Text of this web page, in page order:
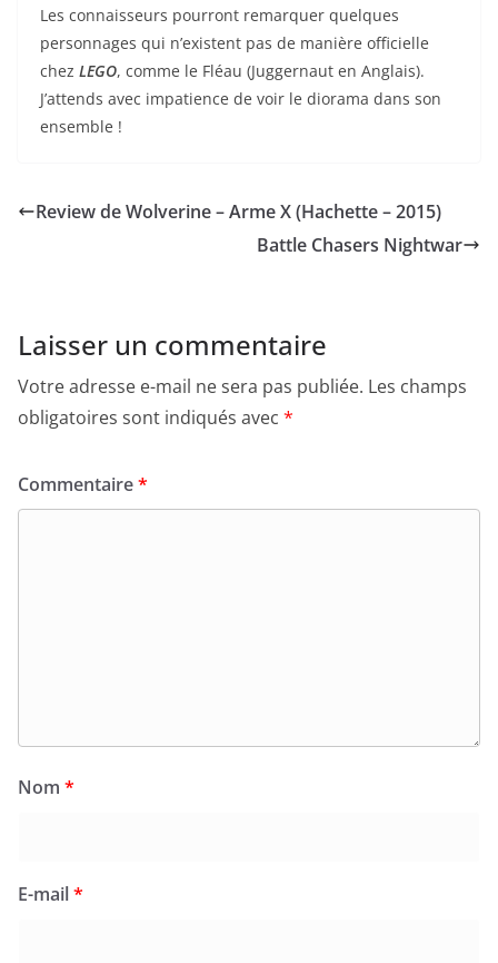
Les connaisseurs pourront remarquer quelques
personnages qui n’existent pas de manière officielle
chez LEGO, comme le Fléau (Juggernaut en Anglais).
J’attends avec impatience de voir le diorama dans son
ensemble !
Review de Wolverine – Arme X (Hachette – 2015)
Battle Chasers Nightwar
Laisser un commentaire
Votre adresse e-mail ne sera pas publiée. Les champs
obligatoires sont indiqués avec *
Commentaire*
Nom *
E-mail*